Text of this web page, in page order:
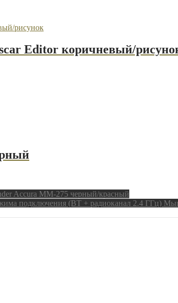
Editor коричневый/
Accura MM-275 черный/красный